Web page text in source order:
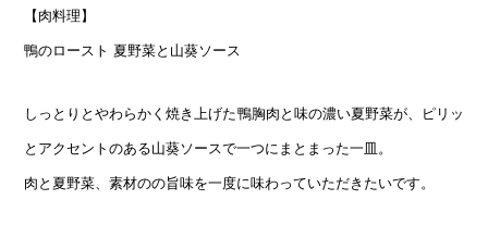
【肉料理】
鴨のロースト 夏野菜と山葵ソース
しっとりとやわらかく焼き上げた鴨胸肉と味の濃い夏野菜が、ピリッ
とアクセントのある山葵ソースで一つにまとまった一皿。
肉と夏野菜、素材のの旨味を一度に味わっていただきたいです。